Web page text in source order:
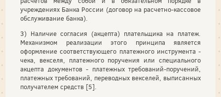
учреждениях Банка России (договор на расчетно-кассовое
обслуживание банка).
3) Наличие согласия (акцепта) плательщика на платеж.
Механизмом реализации этого принципа является
оформление соответствующего платежного инструмента -
чека, векселя, платежного поручения или специального
акцепта документов - платежных требований-поручений,
платежных требований, переводных векселей, выписанных
получателем средств [5].